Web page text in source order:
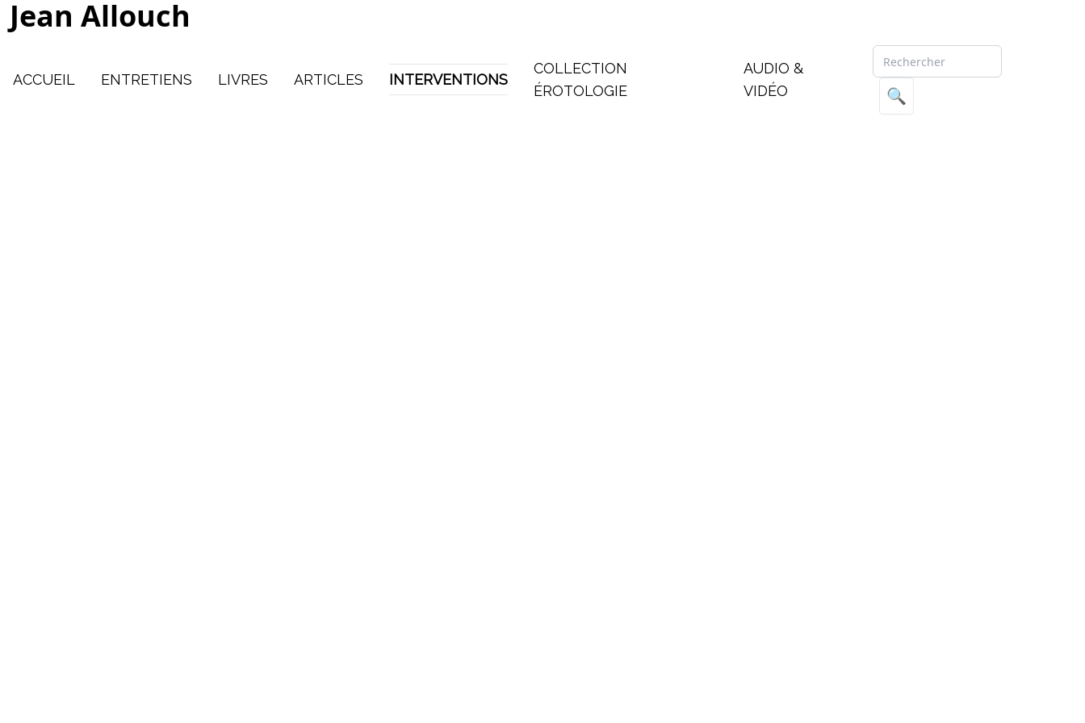
Jean Allouch
ACCUEIL ENTRETIENS LIVRES ARTICLES INTERVENTIONS
COLLECTION
ÉROTOLOGIE
AUDIO &
VIDÉO
🔍